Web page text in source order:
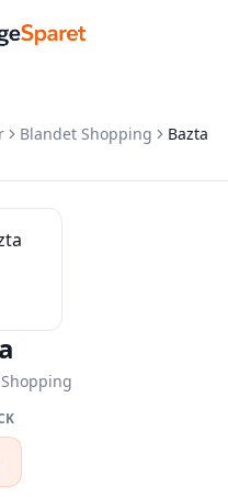
Blandet Shopping Bazta